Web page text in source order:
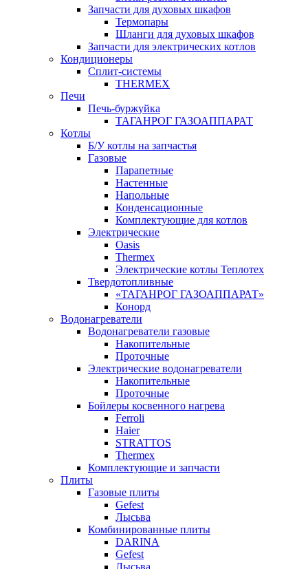
Запчасти для духовых шкафов
Термопары
Шланги для духовых шкафов
Запчасти для электрических котлов
Кондиционеры
Сплит-системы
THERMEX
Печи
Печь-буржуйка
ТАГАНРОГ ГАЗОАППАРАТ
Котлы
Б/У котлы на запчастья
Газовые
Парапетные
Настенные
Напольные
Конденсационные
Комплектующие для котлов
Электрические
Oasis
Thermex
Электрические котлы Теплотех
Твердотопливные
«ТАГАНРОГ ГАЗОАППАРАТ»
Конорд
Водонагреватели
Водонагреватели газовые
Накопительные
Проточные
Электрические водонагреватели
Накопительные
Проточные
Бойлеры косвенного нагрева
Ferroli
Haier
STRATTOS
Thermex
Комплектующие и запчасти
Плиты
Газовые плиты
Gefest
Лысьва
Комбинированные плиты
DARINA
Gefest
Лысьва